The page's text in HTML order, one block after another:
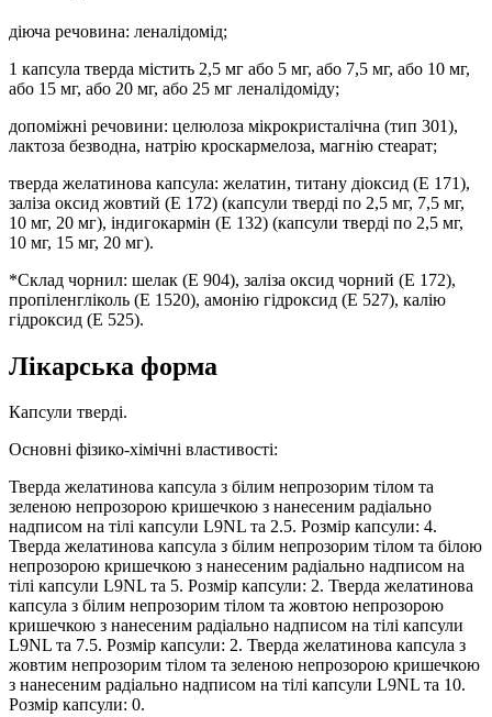
діюча речовина: леналідомід;
1 капсула тверда містить 2,5 мг або 5 мг, або 7,5 мг, або 10 мг,
або 15 мг, або 20 мг, або 25 мг леналідоміду;
допоміжні речовини: целюлоза мікрокристалічна (тип 301),
лактоза безводна, натрію кроскармелоза, магнію стеарат;
тверда желатинова капсула: желатин, титану діоксид (Е 171),
заліза оксид жовтий (Е 172) (капсули тверді по 2,5 мг, 7,5 мг,
10 мг, 20 мг), індигокармін (Е 132) (капсули тверді по 2,5 мг,
10 мг, 15 мг, 20 мг).
*Склад чорнил: шелак (Е 904), заліза оксид чорний (Е 172),
пропіленгліколь (E 1520), амонію гідроксид (E 527), калію
гідроксид (Е 525).
Лікарська форма
Капсули тверді.
Основні фізико-хімічні властивості:
Тверда желатинова капсула з білим непрозорим тілом та
зеленою непрозорою кришечкою з нанесеним радіально
надписом на тілі капсули L9NL та 2.5. Розмір капсули: 4.
Тверда желатинова капсула з білим непрозорим тілом та білою
непрозорою кришечкою з нанесеним радіально надписом на
тілі капсули L9NL та 5. Розмір капсули: 2. Тверда желатинова
капсула з білим непрозорим тілом та жовтою непрозорою
кришечкою з нанесеним радіально надписом на тілі капсули
L9NL та 7.5. Розмір капсули: 2. Тверда желатинова капсула з
жовтим непрозорим тілом та зеленою непрозорою кришечкою
з нанесеним радіально надписом на тілі капсули L9NL та 10.
Розмір капсули: 0.